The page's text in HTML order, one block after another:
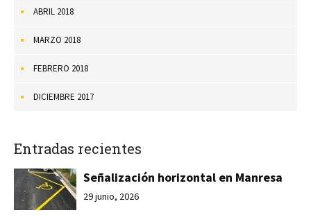
ABRIL 2018
MARZO 2018
FEBRERO 2018
DICIEMBRE 2017
Entradas recientes
Señalización horizontal en Manresa
29 junio, 2026